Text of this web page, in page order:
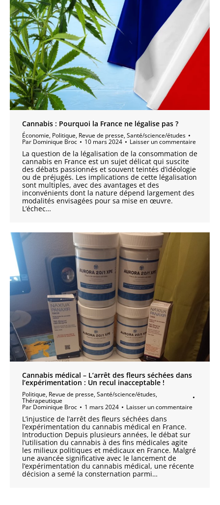
Cannabis : Pourquoi la France ne légalise pas ?
Économie, Politique, Revue de presse,Santé/science/études
Par Dominique Broc 10 mars 2024 Laisser un commentaire
La question de la légalisation de la consommation de
cannabis en France est un sujet délicat qui suscite
des débats passionnés et souvent teintés d’idéologie
ou de préjugés. Les implications de cette légalisation
sont multiples, avec des avantages et des
inconvénients dont la nature dépend largement des
modalités envisagées pour sa mise en œuvre.
L’échec…
Cannabis médical – L’arrêt des fleurs séchées dans
l’expérimentation : Un recul inacceptable !
Politique, Revue de presse,Santé/science/études,
Thérapeutique
Par Dominique Broc 1 mars 2024 Laisser un commentaire
L’injustice de l’arrêt des fleurs séchées dans
l’expérimentation du cannabis médical en France.
Introduction Depuis plusieurs années, le débat sur
l’utilisation du cannabis à des fins médicales agite
les milieux politiques et médicaux en France. Malgré
une avancée significative avec le lancement de
l’expérimentation du cannabis médical, une récente
décision a semé la consternation parmi…